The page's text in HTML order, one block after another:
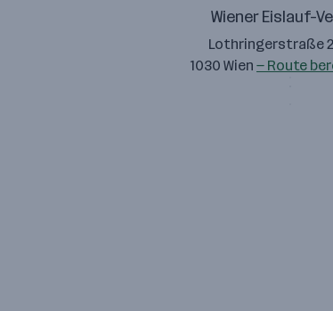
Wiener Eislauf-
Lothringerstraße
1030 Wien — Route